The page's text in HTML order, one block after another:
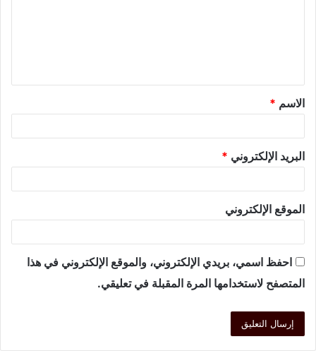
الاسم *
البريد الإلكتروني *
الموقع الإلكتروني
احفظ اسمي، بريدي الإلكتروني، والموقع الإلكتروني في هذا
المتصفح لاستخدامها المرة المقبلة في تعليقي.